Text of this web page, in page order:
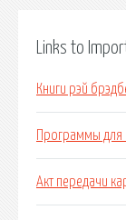
Links to
Книги рэй
Программы для
Акт передачи